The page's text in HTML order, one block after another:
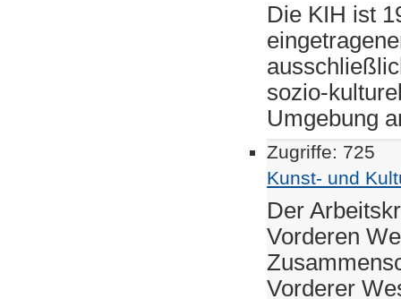
Die KIH ist
sozio-
Umgebung
Zugriffe: 725
Kunst- und
Der
Vorderen
Vorderer